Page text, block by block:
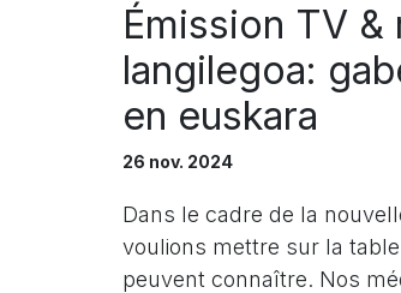
Émission TV &
langilegoa:
en euskara
26 nov. 2024
Dans le cadre de la
voulions mettre sur la
peuvent connaître. Nos